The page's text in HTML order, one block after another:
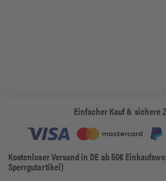
Einfacher Kauf & sichere
Kostenloser Versand in DE ab 50€
Sperrgutartikel)